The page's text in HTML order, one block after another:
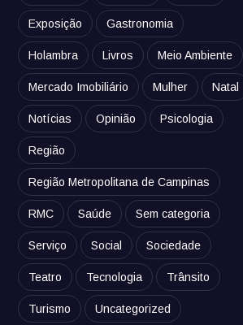
Exposição Gastronomia
Holambra Livros Meio Ambiente
Mercado Imobiliário Mulher Natal
Notícias Opinião Psicologia
Região
Região Metropolitana de Campinas
RMC Saúde Sem categoria
Serviço Social Sociedade
Teatro Tecnologia Trânsito
Turismo Uncategorized